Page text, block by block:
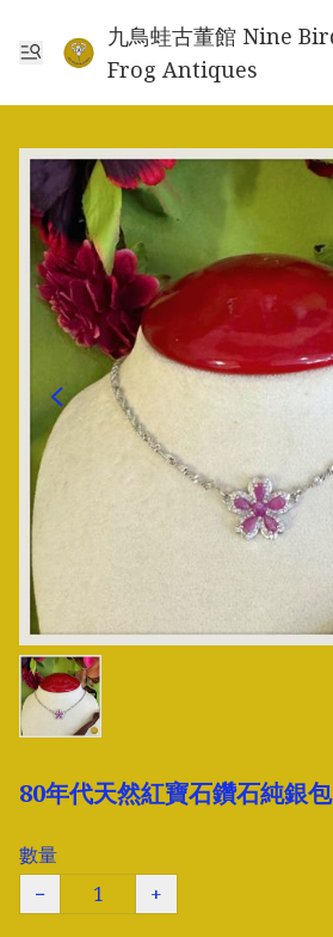
九鳥蛙古董館 Nine
Frog Antiques
80年代天然紅寶石鑽石純銀
數量
−
+